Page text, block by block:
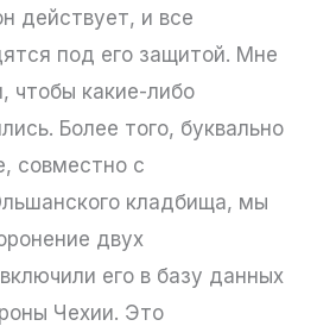
действует, и все
под его защитой. Мне
чтобы какие-либо
Более того, буквально
совместно с
кладбища, мы
двух
его в базу данных
Чехии. Это